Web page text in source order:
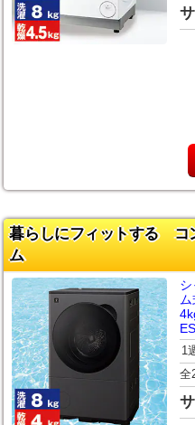
暮らしにフィットする
ム
1
全